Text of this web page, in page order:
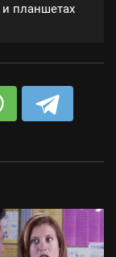
и планшетах